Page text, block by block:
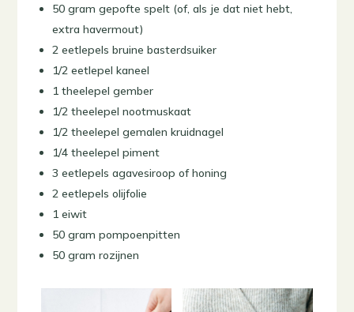
50 gram gepofte spelt (of, als je dat niet hebt,
extra havermout)
2 eetlepels bruine basterdsuiker
1/2 eetlepel kaneel
1 theelepel gember
1/2 theelepel nootmuskaat
1/2 theelepel gemalen kruidnagel
1/4 theelepel piment
3 eetlepels agavesiroop of honing
2 eetlepels olijfolie
1 eiwit
50 gram pompoenpitten
50 gram rozijnen